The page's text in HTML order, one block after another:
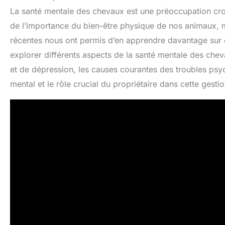
La santé mentale des chevaux est une préoccupation
de l’importance du bien-être physique de nos animaux,
récentes nous ont permis d’en apprendre davantage
explorer différents aspects de la santé mentale des
et de dépression, les causes courantes des troubles
mental et le rôle crucial du propriétaire dans cette